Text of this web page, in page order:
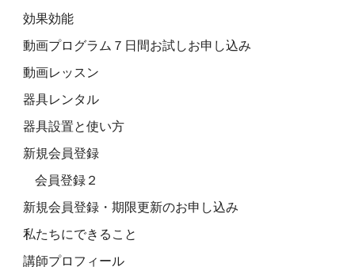
効果効能
動画プログラム７日間お試しお申し込み
動画レッスン
器具レンタル
器具設置と使い方
新規会員登録
会員登録２
新規会員登録・期限更新のお申し込み
私たちにできること
講師プロフィール